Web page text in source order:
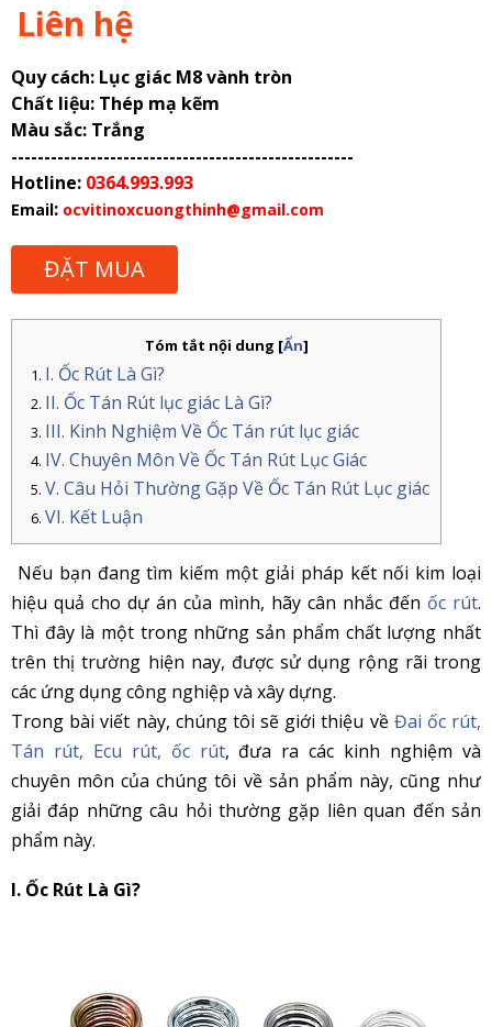
Liên hệ
Quy cách: Lục giác M8 vành tròn
Chất liệu: Thép mạ kẽm
Màu sắc: Trắng
----------------------------------------------------
Hotline: 0364.993.993
Email: ocvitinoxcuongthinh@gmail.com
ĐẶT MUA
Tóm tắt nội dung [Ẩn]
I. Ốc Rút Là Gì?
II. Ốc Tán Rút lục giác Là Gì?
III. Kinh Nghiệm Về Ốc Tán rút lục giác
IV. Chuyên Môn Về Ốc Tán Rút Lục Giác
V. Câu Hỏi Thường Gặp Về Ốc Tán Rút Lục giác
VI. Kết Luận
Nếu bạn đang tìm kiếm một giải pháp kết nối kim loại
hiệu quả cho dự án của mình, hãy cân nhắc đến ốc rút.
Thì đây là một trong những sản phẩm chất lượng nhất
trên thị trường hiện nay, được sử dụng rộng rãi trong
các ứng dụng công nghiệp và xây dựng.
Trong bài viết này, chúng tôi sẽ giới thiệu về Đai ốc rút,
Tán rút, Ecu rút, ốc rút, đưa ra các kinh nghiệm và
chuyên môn của chúng tôi về sản phẩm này, cũng như
giải đáp những câu hỏi thường gặp liên quan đến sản
phẩm này.
I. Ốc Rút Là Gì?